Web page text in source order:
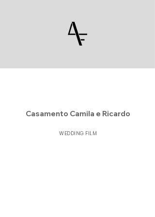
Casamento Camila e Ricardo
WEDDING FILM